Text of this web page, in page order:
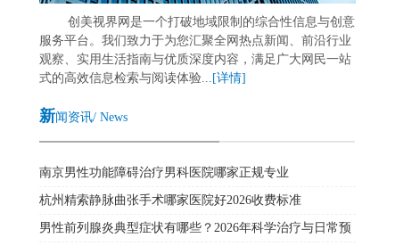
创美视界网是一个打破地域限制的综合性信息与创意
服务平台。我们致力于为您汇聚全网热点新闻、前沿行业
观察、实用生活指南与优质深度内容，满足广大网民一站
式的高效信息检索与阅读体验... [详情]
新闻资讯/ News
南京男性功能障碍治疗男科医院哪家正规专业
杭州精索静脉曲张手术哪家医院好2026收费标准
男性前列腺炎典型症状有哪些？2026年科学治疗与日常预